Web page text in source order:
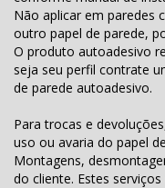
Não aplicar em paredes
outro papel de parede,
O produto autoadesivo
seja seu perfil contrate
de parede autoadesivo.
Para trocas e
uso ou avaria do papel
Montagens,
do cliente. Estes